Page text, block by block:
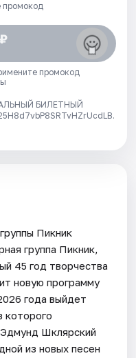
промокод
промокод
БИЛЕТНЫЙ
Пикник
группа Пикник,
45 год творчества
новую программу
года выйдет
которого
Шклярский
из новых песен